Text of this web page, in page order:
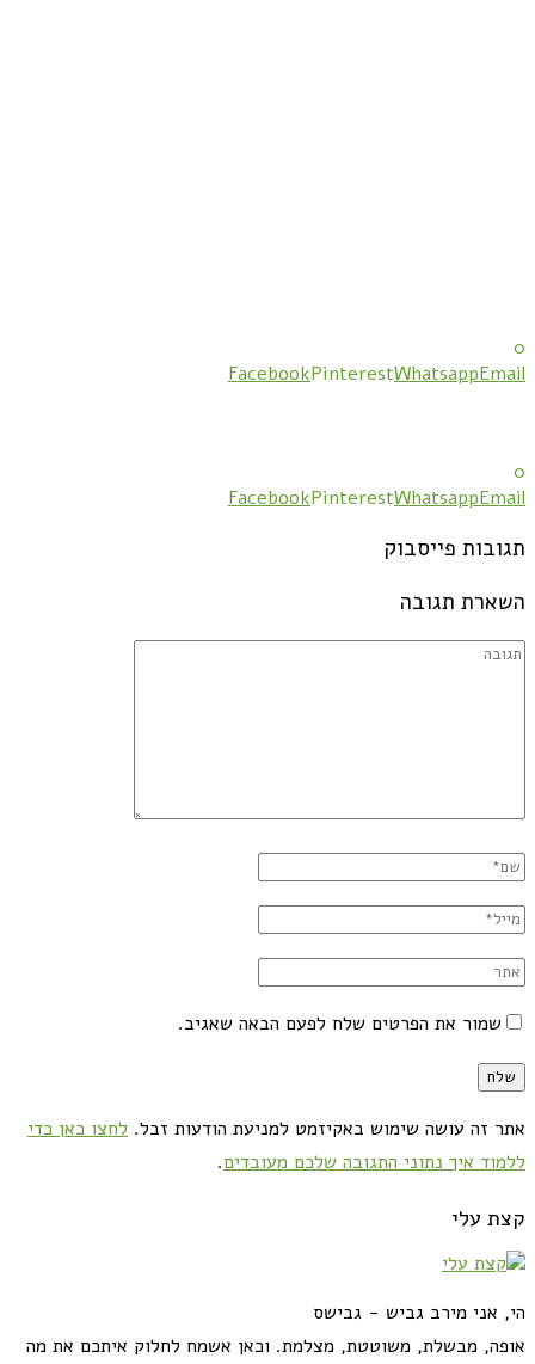
0
FacebookPinterestWhatsappEmail
0
FacebookPinterestWhatsappEmail
תגובות פייסבוק
השארת תגובה
שמור את הפרטים שלח לפעם הבאה שאגיב.
אתר זה עושה שימוש באקיזמט למניעת הודעות זבל. לחצו כאן כדי
ללמוד איך נתוני התגובה שלכם מעובדים.
קצת עלי
הי, אני מירב גביש - גבישס
אופה, מבשלת, משוטטת, מצלמת. וכאן אשמח לחלוק איתכם את מה